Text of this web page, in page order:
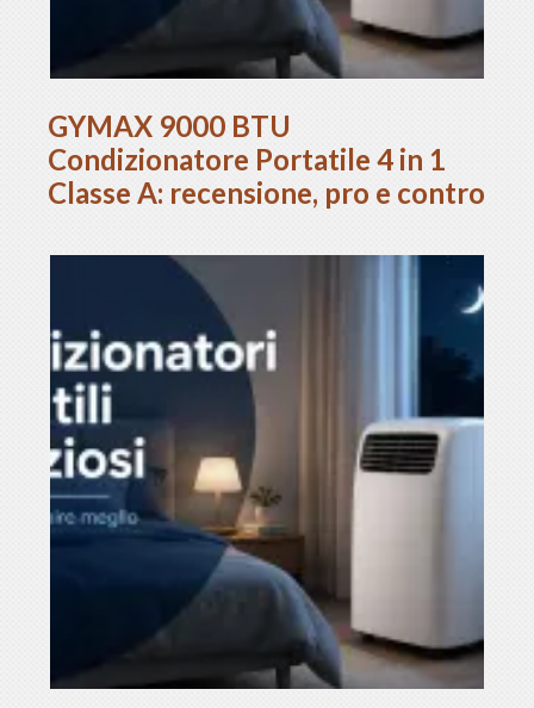
GYMAX 9000 BTU
Condizionatore Portatile 4 in 1
Classe A: recensione, pro e contro